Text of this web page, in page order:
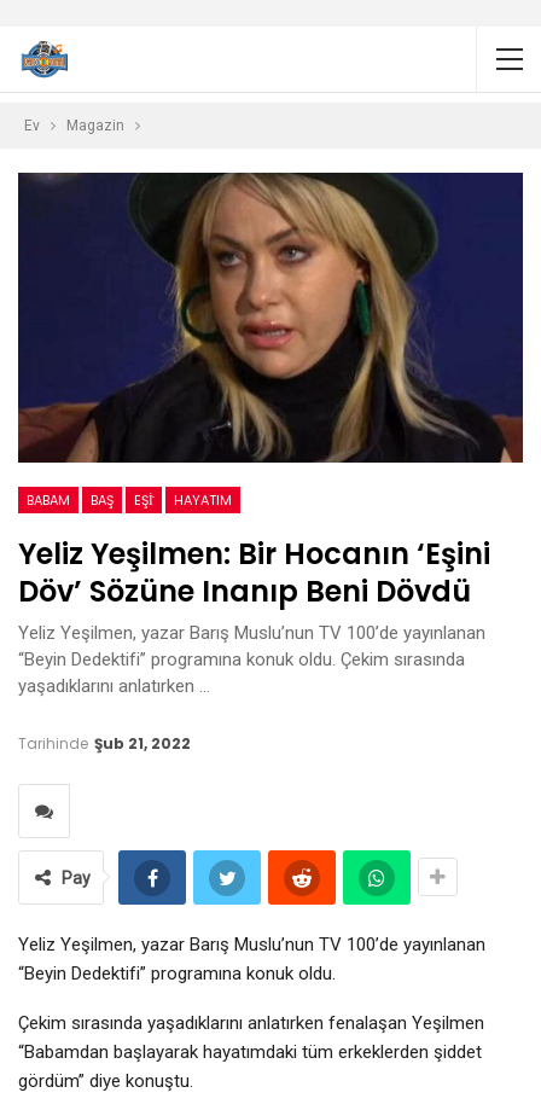
Ev Magazin
BABAM BAŞ EŞİ HAYATIM
Yeliz Yeşilmen: Bir Hocanın ‘eşini
Döv’ Sözüne Inanıp Beni Dövdü
Yeliz Yeşilmen, yazar Barış Muslu’nun TV 100’de yayınlanan
“Beyin Dedektifi” programına konuk oldu. Çekim sırasında
yaşadıklarını anlatırken …
Tarihinde Şub 21, 2022
Pay
Yeliz Yeşilmen, yazar Barış Muslu’nun TV 100’de yayınlanan
“Beyin Dedektifi” programına konuk oldu.
Çekim sırasında yaşadıklarını anlatırken fenalaşan Yeşilmen
“Babamdan başlayarak hayatımdaki tüm erkeklerden şiddet
gördüm” diye konuştu.